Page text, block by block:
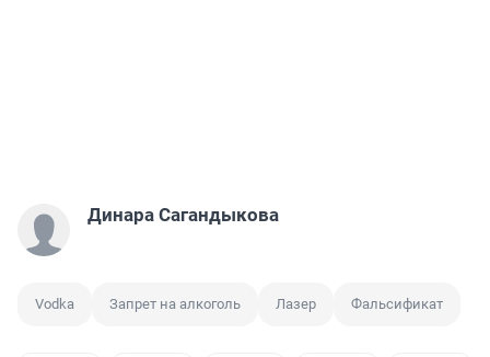
Динара Сагандыкова
Vodka Запрет на алкоголь Лазер Фальсификат